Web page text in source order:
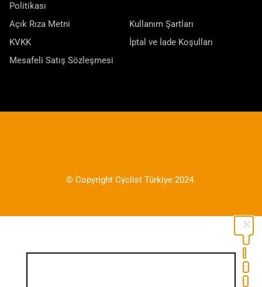
Politikası
Açık Rıza Metni
Kullanım Şartları
KVKK
İptal ve İade Koşulları
Mesafeli Satış Sözleşmesi
© Copyright Cyclist Türkiye 2024.
C
o
s